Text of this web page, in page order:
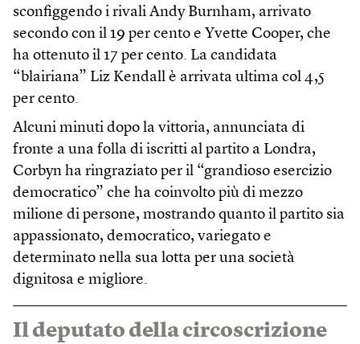
sconfiggendo i rivali Andy Burnham, arrivato
secondo con il 19 per cento e Yvette Cooper, che
ha ottenuto il 17 per cento. La candidata
“blairiana” Liz Kendall è arrivata ultima col 4,5
per cento.
Alcuni minuti dopo la vittoria, annunciata di
fronte a una folla di iscritti al partito a Londra,
Corbyn ha ringraziato per il “grandioso esercizio
democratico” che ha coinvolto più di mezzo
milione di persone, mostrando quanto il partito sia
appassionato, democratico, variegato e
determinato nella sua lotta per una società
dignitosa e migliore.
Il deputato della circoscrizione